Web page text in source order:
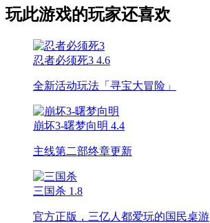
玩此游戏的玩家还喜欢
忍者必须死3 4.6
全新活动玩法「寻宝大冒险」
崩坏3-曙梦向明 4.4
主线第二部终章更新
三国杀 1.8
官方正版，三亿人都爱玩的国民桌游